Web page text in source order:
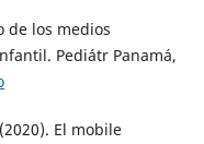
de los medios
Pediátr Panamá,
El mobile